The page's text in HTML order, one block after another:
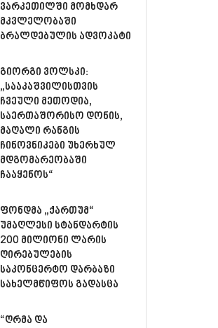
ვარკეთილში მომხდარ
მკვლელობაში
ბრალდებულის ადვოკატი
გიორგი ვოლსკი:
„სააკაშვილისთვის
ჩვეული მეთოდია,
საერთაშორისო დონის,
მაღალი რანგის
ჩინოვნიკები უხერხულ
მდგომარეობაში
ჩააყენოს“
ფონდმა „ქართუმ“
უმაღლესი სტანდარტის
200 მილიონი ლარის
ღირებულების
საკონცერტო დარბაზი
სახელმწიფოს გადასცა
“ღრმა და